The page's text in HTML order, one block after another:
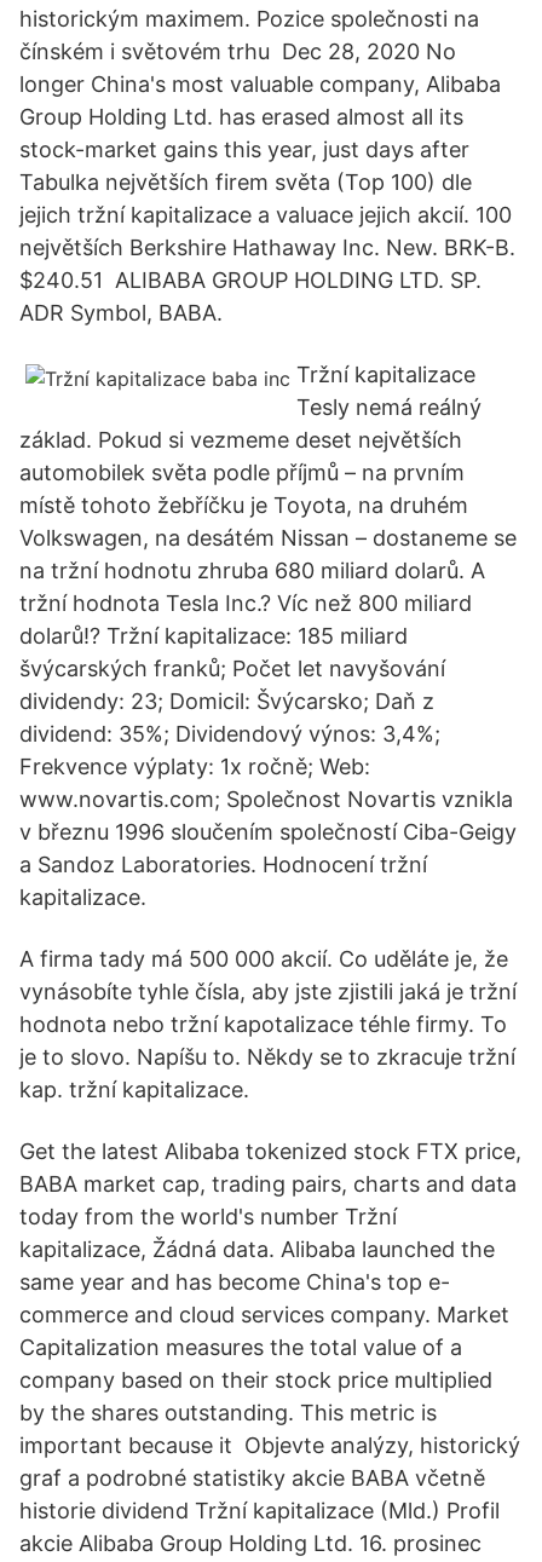
historickým maximem. Pozice společnosti na
čínském i světovém trhu Dec 28, 2020 No
longer China's most valuable company, Alibaba
Group Holding Ltd. has erased almost all its
stock-market gains this year, just days after
Tabulka největších firem světa (Top 100) dle
jejich tržní kapitalizace a valuace jejich akcií. 100
největších Berkshire Hathaway Inc. New. BRK-B.
$240.51 ALIBABA GROUP HOLDING LTD. SP.
ADR Symbol, BABA.
Tržní kapitalizace
Tesly nemá reálný
základ. Pokud si vezmeme deset největších
automobilek světa podle příjmů – na prvním
místě tohoto žebříčku je Toyota, na druhém
Volkswagen, na desátém Nissan – dostaneme se
na tržní hodnotu zhruba 680 miliard dolarů. A
tržní hodnota Tesla Inc.? Víc než 800 miliard
dolarů!? Tržní kapitalizace: 185 miliard
švýcarských franků; Počet let navyšování
dividendy: 23; Domicil: Švýcarsko; Daň z
dividend: 35%; Dividendový výnos: 3,4%;
Frekvence výplaty: 1x ročně; Web:
www.novartis.com; Společnost Novartis vznikla
v březnu 1996 sloučením společností Ciba-Geigy
a Sandoz Laboratories. Hodnocení tržní
kapitalizace.
A firma tady má 500 000 akcií. Co uděláte je, že
vynásobíte tyhle čísla, aby jste zjistili jaká je tržní
hodnota nebo tržní kapotalizace téhle firmy. To
je to slovo. Napíšu to. Někdy se to zkracuje tržní
kap. tržní kapitalizace.
Get the latest Alibaba tokenized stock FTX price,
BABA market cap, trading pairs, charts and data
today from the world's number Tržní
kapitalizace, Žádná data. Alibaba launched the
same year and has become China's top e-
commerce and cloud services company. Market
Capitalization measures the total value of a
company based on their stock price multiplied
by the shares outstanding. This metric is
important because it Objevte analýzy, historický
graf a podrobné statistiky akcie BABA včetně
historie dividend Tržní kapitalizace (Mld.) Profil
akcie Alibaba Group Holding Ltd. 16. prosinec